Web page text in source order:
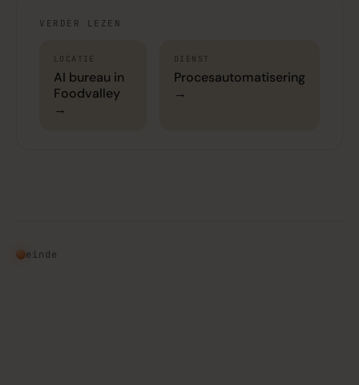
VERDER LEZEN
LOCATIE
AI bureau in
Foodvalley
→
DIENST
Procesautomatisering
→
einde